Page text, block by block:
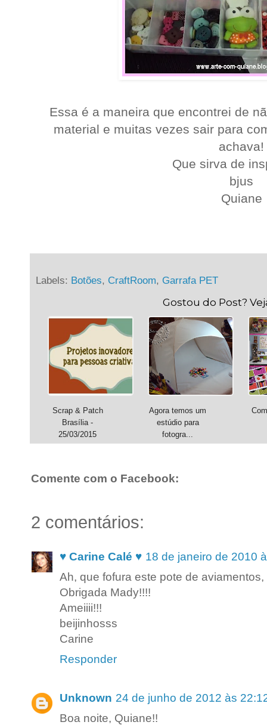
Essa é a maneira que encontrei de
material e muitas vezes sair para
achava!
Que sirva de
bjus
Quiane
Labels: Botões, CraftRoom, Garrafa PET
Gostou do Post?
Scrap & Patch
Brasília -
25/03/2015
Agora temos um
estúdio para
fotogra...
Comente com o Facebook:
2 comentários:
♥ Carine Calé ♥ 18 de janeiro de 2010
Ah, que fofura este pote de
Obrigada Mady!!!!
Ameiiii!!!
beijinhosss
Carine
Responder
Unknown 24 de junho de 2012 às
Boa noite, Quiane!!